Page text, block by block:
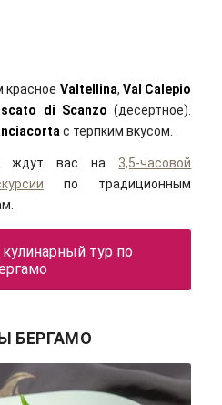
красное Valtellina, Val Calepio
di Scanzo (десертное).
с терпким вкусом.
ждут вас на 3,5-часовой
по традиционным
тур по
БЕРГАМО